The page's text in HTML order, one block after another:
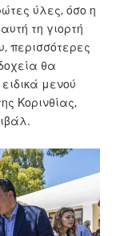
ύλες, όσο η
τη γιορτή
περισσότερες
θα
μενού
Κορινθίας,